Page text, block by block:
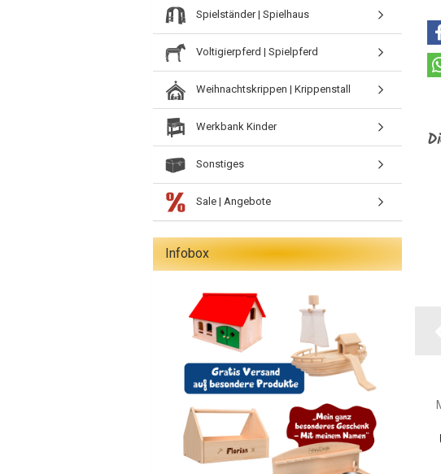
Spielständer | Spielhaus
Voltigierpferd | Spielpferd
Weihnachtskrippen | Krippenstall
Werkbank Kinder
Sonstiges
Sale | Angebote
Infobox